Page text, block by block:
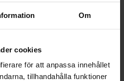
Om
cookies
för att anpassa innehållet
tillhandahålla funktioner